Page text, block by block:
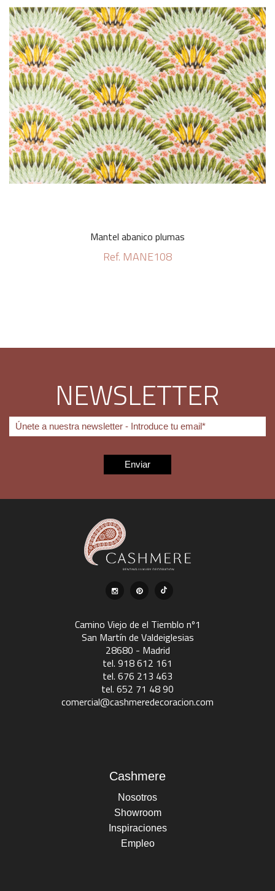
Mantel abanico plumas
Ref. MANE108
NEWSLETTER
Camino Viejo de el Tiemblo nº1
San Martín de Valdeiglesias
28680 - Madrid
tel. 918 612 161
tel. 676 213 463
tel. 652 71 48 90
comercial@cashmeredecoracion.com
Cashmere
Nosotros
Showroom
Inspiraciones
Empleo